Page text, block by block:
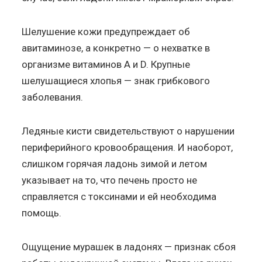
Шелушение кожи предупреждает об
авитаминозе, а конкретно — о нехватке в
организме витаминов А и D. Крупные
шелушащиеся хлопья — знак грибкового
заболевания.
Ледяные кисти свидетельствуют о нарушении
периферийного кровообращения. И наоборот,
слишком горячая ладонь зимой и летом
указывает на то, что печень просто не
справляется с токсинами и ей необходима
помощь.
Ощущение мурашек в ладонях — признак сбоя